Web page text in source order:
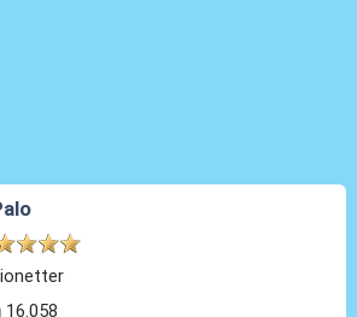
16.058